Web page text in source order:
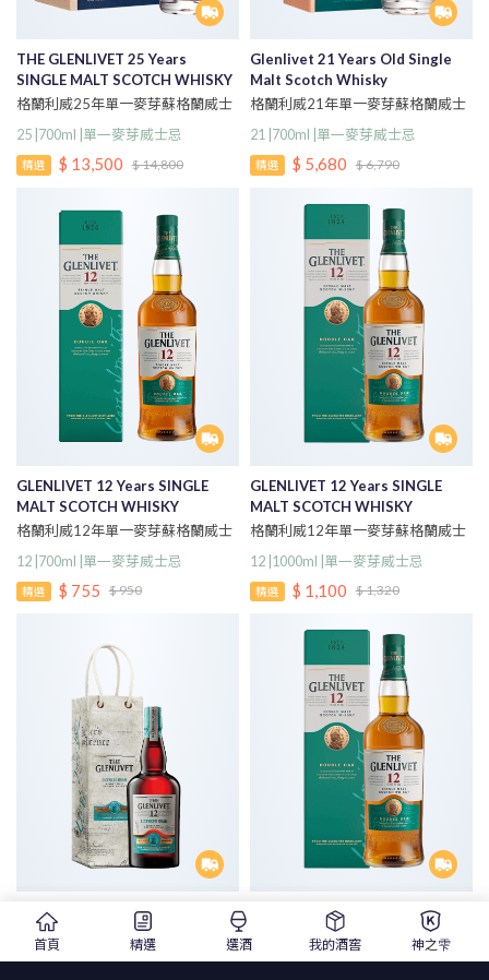
THE GLENLIVET 25 Years
SINGLE MALT SCOTCH WHISKY
格蘭利威25年單一麥芽蘇格蘭威士
25 |700ml |單一麥芽威士忌
精選 $ 13,500 $ 14,800
Glenlivet 21 Years Old Single
Malt Scotch Whisky
格蘭利威21年單一麥芽蘇格蘭威士
21 |700ml |單一麥芽威士忌
精選 $ 5,680 $ 6,790
GLENLIVET 12 Years SINGLE
MALT SCOTCH WHISKY
格蘭利威12年單一麥芽蘇格蘭威士
忌700ml
12 |700ml |單一麥芽威士忌
精選 $ 755 $ 950
GLENLIVET 12 Years SINGLE
MALT SCOTCH WHISKY
格蘭利威12年單一麥芽蘇格蘭威士
忌1000ml
12 |1000ml |單一麥芽威士忌
精選 $ 1,100 $ 1,320
Glenlivet 12 Years Licensed
Dram Single Malt Scotch
Whisky
THE GLENLIVET 12 Years
SINGLE MALT SCOTCH WHISKY
格蘭利威12年單一麥芽蘇格蘭威士
首頁 精選 選酒 我的酒窖 神之雫